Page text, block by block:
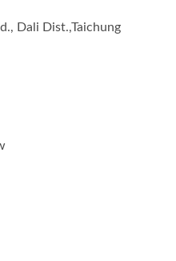
Dali Dist.,Taichung